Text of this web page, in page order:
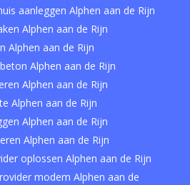
aanleggen Alphen aan de Rijn
Alphen aan de Rijn
Alphen aan de Rijn
Alphen aan de Rijn
Alphen aan de Rijn
Alphen aan de Rijn
Alphen aan de Rijn
Alphen aan de Rijn
oplossen Alphen aan de Rijn
modem Alphen aan de